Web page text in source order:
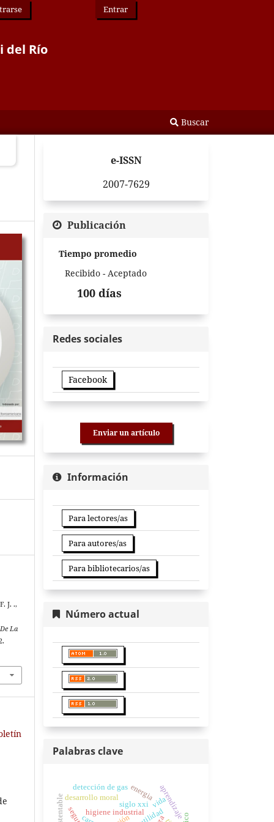
del Río
Buscar
Entrar
J. .,
La
e-ISSN
2007-7629
Publicación
Tiempo promedio
Recibido - Aceptado
100 días
Redes sociales
Facebook
Enviar un artículo
Información
Para lectores/as
Para autores/as
Para bibliotecarios/as
Número actual
Palabras clave
vidaaprendizaje
higiene industrial
siglo xxi
utilidad
desarrollo moral energia
detección de gas